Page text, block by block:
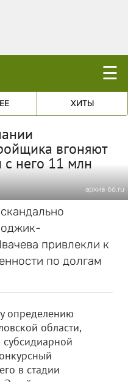
☰
ХИТЫ
вгоняют
с него 11 млн
архив 66.ru
привлекли к
по долгам
определению
области,
в стадии